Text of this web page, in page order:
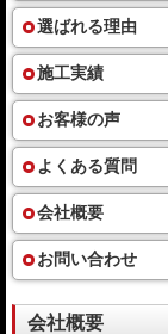
選ばれる理由
施工実績
お客様の声
よくある質問
会社概要
お問い合わせ
会社概要